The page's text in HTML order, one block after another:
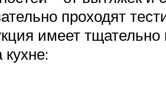
проходят
имеет